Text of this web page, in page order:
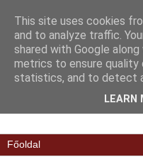
This site uses cookies
and to analyze traffic.
shared with Google
metrics to ensure quality
statistics, and to detect
LEARN